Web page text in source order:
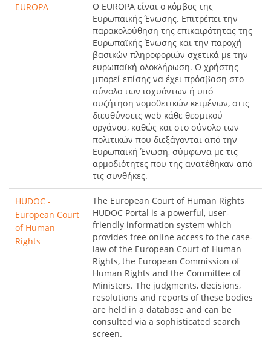
EUROPA
O EUROPA είναι ο κόμβος της
Ευρωπαϊκής Ένωσης. Επιτρέπει την
παρακολούθηση της επικαιρότητας της
Ευρωπαϊκής Ένωσης και την παροχή
βασικών πληροφοριών σχετικά με την
ευρωπαϊκή ολοκλήρωση. Ο χρήστης
μπορεί επίσης να έχει πρόσβαση στο
σύνολο των ισχυόντων ή υπό
συζήτηση νομοθετικών κειμένων, στις
διευθύνσεις web κάθε θεσμικού
οργάνου, καθώς και στο σύνολο των
πολιτικών που διεξάγονται από την
Ευρωπαϊκή Ένωση, σύμφωνα με τις
αρμοδιότητες που της ανατέθηκαν από
τις συνθήκες.
HUDOC -
European Court
of Human
Rights
The European Court of Human Rights
HUDOC Portal is a powerful, user-
friendly information system which
provides free online access to the case-
law of the European Court of Human
Rights, the European Commission of
Human Rights and the Committee of
Ministers. The judgments, decisions,
resolutions and reports of these bodies
are held in a database and can be
consulted via a sophisticated search
screen.